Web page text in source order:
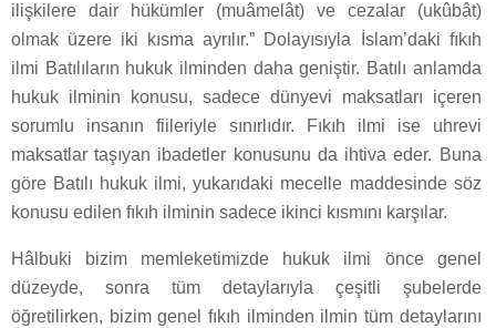
ilişkilere dair hükümler (muâmelât) ve cezalar (ukûbât)
olmak üzere iki kısma ayrılır.” Dolayısıyla İslam’daki fıkıh
ilmi Batılıların hukuk ilminden daha geniştir. Batılı anlamda
hukuk ilminin konusu, sadece dünyevi maksatları içeren
sorumlu insanın fiileriyle sınırlıdır. Fıkıh ilmi ise uhrevi
maksatlar taşıyan ibadetler konusunu da ihtiva eder. Buna
göre Batılı hukuk ilmi, yukarıdaki mecelle maddesinde söz
konusu edilen fıkıh ilminin sadece ikinci kısmını karşılar.
Hâlbuki bizim memleketimizde hukuk ilmi önce genel
düzeyde, sonra tüm detaylarıyla çeşitli şubelerde
öğretilirken, bizim genel fıkıh ilminden ilmin tüm detaylarını